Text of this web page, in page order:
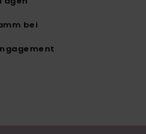
bei